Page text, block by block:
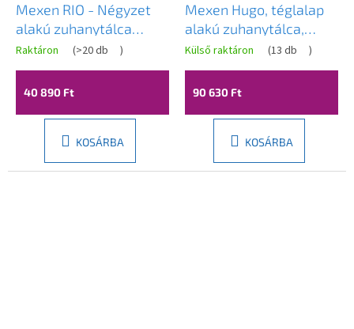
Mexen RIO - Négyzet
alakú zuhanytálca
70x70x14 cm + króm
szifon, fehér, 45107070
A
termék
értékelése
5-
Raktáron (>20 db )
40 890 Ft
KOSÁRBA
Mexen Hugo, téglalap
alakú zuhanytálca,
SMC, 120x100cm, bézs,
42691012
Külső raktáron (13 db )
90 630 Ft
KOSÁRBA